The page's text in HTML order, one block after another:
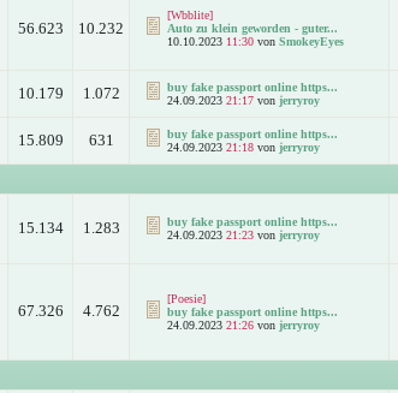
56.623 10.232
[Wbblite]
Auto zu klein geworden - guter...
10.10.2023 11:30 von SmokeyEyes
10.179 1.072
buy fake passport online https...
24.09.2023 21:17 von jerryroy
15.809 631
buy fake passport online https...
24.09.2023 21:18 von jerryroy
15.134 1.283
buy fake passport online https...
24.09.2023 21:23 von jerryroy
67.326 4.762
[Poesie]
buy fake passport online https...
24.09.2023 21:26 von jerryroy